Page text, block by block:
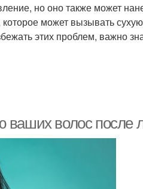
но оно также может
может вызывать
этих проблем, важно
ваших волос после